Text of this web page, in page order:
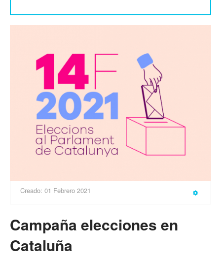
Creado: 01 Febrero 2021
Campaña elecciones en
Cataluña